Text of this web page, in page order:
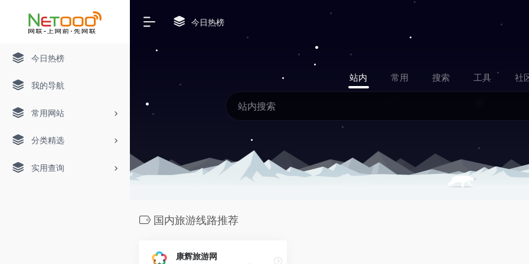
今日热榜
我的导航
常用网站
分类精选
实用查询
今日热榜
站内 常用 搜索 工具 社
国内旅游线路推荐
康辉旅游网